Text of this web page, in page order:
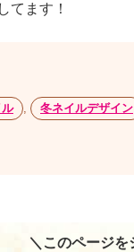
てます！
, 冬ネイルデザイン
＼このページを